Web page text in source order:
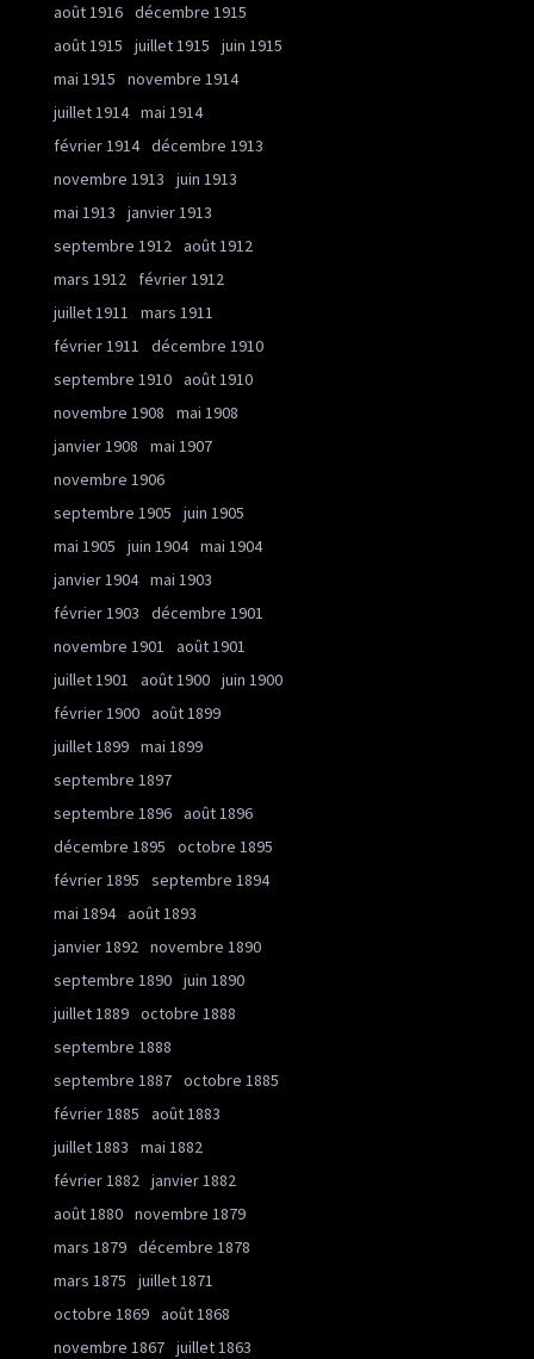
août 1916 décembre 1915
août 1915
juillet 1915
juin 1915
mai 1915
novembre 1914
juillet 1914 mai 1914
février 1914 décembre 1913
novembre 1913
juin 1913
mai 1913
janvier 1913
septembre 1912 août 1912
mars 1912
février 1912
juillet 1911
mars 1911
février 1911
décembre 1910
septembre 1910 août 1910
novembre 1908
mai 1908
janvier 1908
mai 1907
novembre 1906
septembre 1905
juin 1905
mai 1905
juin 1904 mai 1904
janvier 1904 mai 1903
février 1903
décembre 1901
novembre 1901
août 1901
juillet 1901
août 1900 juin 1900
février 1900 août 1899
juillet 1899 mai 1899
septembre 1897
septembre 1896 août 1896
décembre 1895
octobre 1895
février 1895
septembre 1894
mai 1894 août 1893
janvier 1892 novembre 1890
septembre 1890 juin 1890
juillet 1889 octobre 1888
septembre 1888
septembre 1887 octobre 1885
février 1885
août 1883
juillet 1883
mai 1882
février 1882 janvier 1882
août 1880 novembre 1879
mars 1879 décembre 1878
mars 1875
juillet 1871
octobre 1869 août 1868
novembre 1867 juillet 1863